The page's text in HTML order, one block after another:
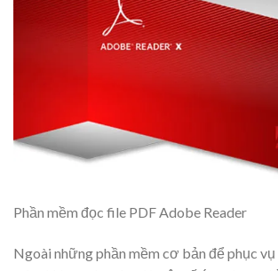
Phần mềm đọc file PDF Adobe Reader
Ngoài những phần mềm cơ bản để phục